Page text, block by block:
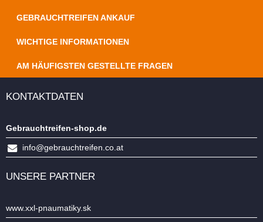
GEBRAUCHTREIFEN ANKAUF
WICHTIGE INFORMATIONEN
AM HÄUFIGSTEN GESTELLTE FRAGEN
KONTAKTDATEN
Gebrauchtreifen-shop.de
info@gebrauchtreifen.co.at
UNSERE PARTNER
www.xxl-pnaumatiky.sk